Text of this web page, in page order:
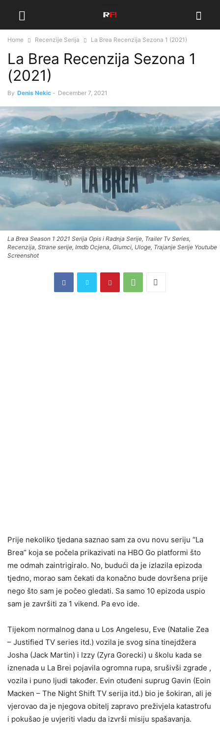
Home Recenzije Serija La Brea Recenzija Sezona 1 (2021)
La Brea Recenzija Sezona 1
(2021)
By Denis Nekic - December 7, 2021
La Brea Season 1 2021 Serija Opis i Radnja Serije, Trailer Tv Series,
Recenzija, Strane serije, Imdb Ocjena, Glumci, Uloge, Trajanje Serije Youtube
Screenshot
Prije nekoliko tjedana saznao sam za ovu novu seriju “La
Brea” koja se počela prikazivati ​​na HBO Go platformi što
me odmah zaintrigiralo. No, budući da je izlazila epizoda
tjedno, morao sam čekati da konačno bude dovršena prije
nego što sam je počeo gledati. Sa samo 10 epizoda uspio
sam je završiti za 1 vikend. Pa evo ide.
Tijekom normalnog dana u Los Angelesu, Eve (Natalie Zea
– Justified TV series itd.) vozila je svog sina tinejdžera
Josha (Jack Martin) i Izzy (Zyra Gorecki) u školu kada se
iznenada u La Brei pojavila ogromna rupa, srušivši zgrade ,
vozila i puno ljudi također. Evin otuđeni suprug Gavin (Eoin
Macken – The Night Shift TV serija itd.) bio je šokiran, ali je
vjerovao da je njegova obitelj zapravo preživjela katastrofu
i pokušao je uvjeriti vladu da izvrši misiju spašavanja.